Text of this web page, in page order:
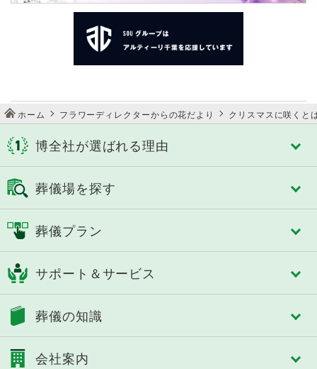
ホーム フラワーディレクターからの花だより クリスマスに咲く
博全社が選ばれる理由
博全社の特長
3タイプのセレモニーホール
スタイルで選べる式場
細やかなサービス
エンバーミング・湯灌
トータルサポート
葬儀への想い
葬儀場を探す
成田市
四街道市
市原市
船橋市
茂原市
いすみ市
鴨川市
葬儀プラン
おひとり様あんしんパック
認知症対策あんしんパック
家族葬
中規模葬
サポート＆サービス
事前相談のすすめ
アフターサポート
SOUセレモニーメンバーズ(互助会)
葬儀の知識
葬儀に必要な費用
会社案内